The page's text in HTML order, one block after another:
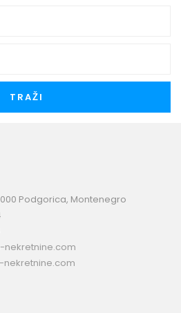
TRAŽI
Podgorica, Montenegro
nekretnine.com
nekretnine.com